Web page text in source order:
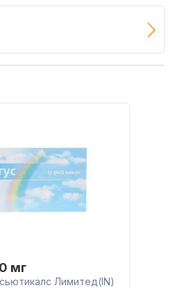
мг
Лимитед(IN)